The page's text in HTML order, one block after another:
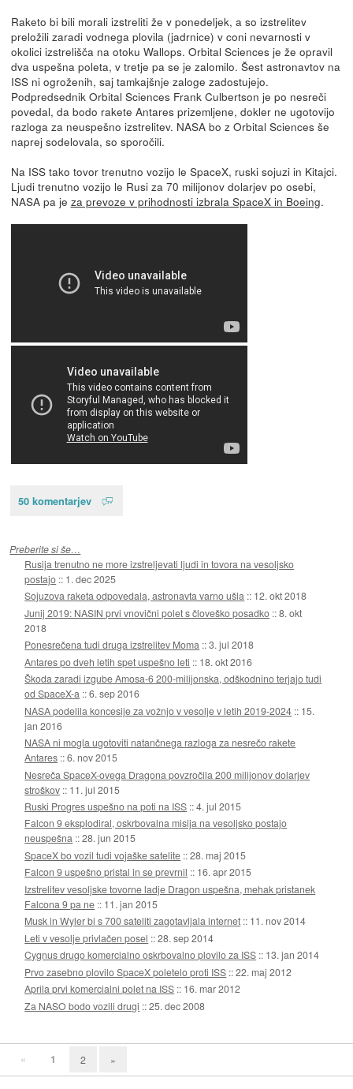
Raketo bi bili morali izstreliti že v ponedeljek, a so izstrelitev
preložili zaradi vodnega plovila (jadrnice) v coni nevarnosti v
okolici izstrelišča na otoku Wallops. Orbital Sciences je že opravil
dva uspešna poleta, v tretje pa se je zalomilo. Šest astronavtov na
ISS ni ogroženih, saj tamkajšnje zaloge zadostujejo.
Podpredsednik Orbital Sciences Frank Culbertson je po nesreči
povedal, da bodo rakete Antares prizemljene, dokler ne ugotovijo
razloga za neuspešno izstrelitev. NASA bo z Orbital Sciences še
naprej sodelovala, so sporočili.
Na ISS tako tovor trenutno vozijo le SpaceX, ruski sojuzi in Kitajci.
Ljudi trenutno vozijo le Rusi za 70 milijonov dolarjev po osebi,
NASA pa je za prevoze v prihodnosti izbrala SpaceX in Boeing.
50 komentarjev
Preberite si še…
Rusija trenutno ne more izstreljevati ljudi in tovora na vesoljsko
postajo :: 1. dec 2025
Sojuzova raketa odpovedala, astronavta varno ušla :: 12. okt 2018
Junij 2019: NASIN prvi vnovični polet s človeško posadko ::8. okt
2018
Ponesrečena tudi druga izstrelitev Moma ::3. jul 2018
Antares po dveh letih spet uspešno leti :: 18. okt 2016
Škoda zaradi izgube Amosa-6 200-milijonska, odškodnino terjajo tudi
od SpaceX-a ::6. sep 2016
NASA podelila koncesije za vožnjo v vesolje v letih 2019-2024 :: 15.
jan 2016
NASA ni mogla ugotoviti natančnega razloga za nesrečo rakete
Antares ::6. nov 2015
Nesreča SpaceX-ovega Dragona povzročila 200 milijonov dolarjev
stroškov :: 11. jul 2015
Ruski Progres uspešno na poti na ISS ::4. jul 2015
Falcon 9 eksplodiral, oskrbovalna misija na vesoljsko postajo
neuspešna ::28. jun 2015
SpaceX bo vozil tudi vojaške satelite ::28. maj 2015
Falcon 9 uspešno pristal in se prevrnil :: 16. apr 2015
Izstrelitev vesoljske tovorne ladje Dragon uspešna, mehak pristanek
Falcona 9 pa ne :: 11. jan 2015
Musk in Wyler bi s 700 sateliti zagotavljala internet :: 11. nov 2014
Leti v vesolje privlačen posel ::28. sep 2014
Cygnus drugo komercialno oskrbovalno plovilo za ISS :: 13. jan 2014
Prvo zasebno plovilo SpaceX poletelo proti ISS ::22. maj 2012
Aprila prvi komercialni polet na ISS :: 16. mar 2012
Za NASO bodo vozili drugi ::25. dec 2008
« 1 2 »